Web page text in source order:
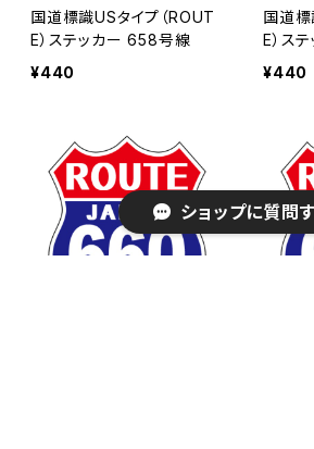
国道標識USタイプ（ROUT
E）ステッカー 658号線
¥440
国道標
E）ス
¥440
ショップに質問